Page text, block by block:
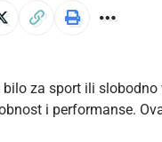
bilo za sport ili
i performanse.